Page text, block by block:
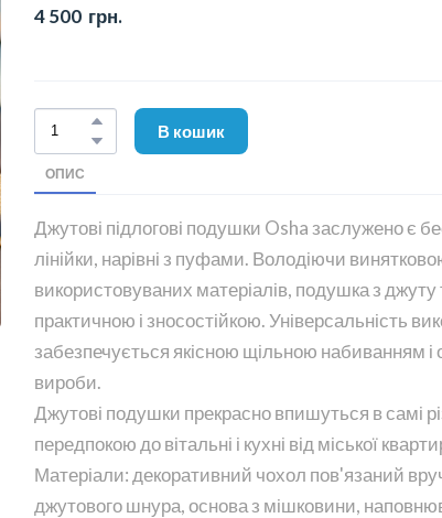
4 500  грн.
В кошик
ОПИС
Джутові підлогові подушки Osha заслужено є
лінійки, нарівні з пуфами. Володіючи
використовуваних матеріалів, подушка з
практичною і зносостійкою. Універсальність
забезпечується якісною щільною набиванням
вироби.
Джутові подушки прекрасно впишуться в самі
передпокою до вітальні і кухні від міської
Матеріали: декоративний чохол пов'язаний
джутового шнура, основа з мішковини,